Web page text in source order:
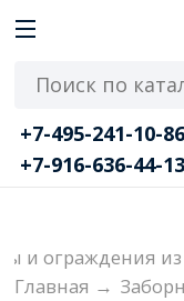
+7-495-241-10-86
+7-916-636-44-13
и ограждения
Главная →